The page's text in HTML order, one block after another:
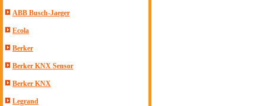
ABB Busch-Jaeger
Ecola
Berker
Berker KNX Sensor
Berker KNX
Legrand